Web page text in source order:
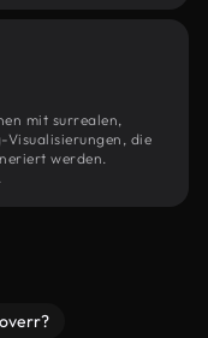
mit surrealen,
die
werden.